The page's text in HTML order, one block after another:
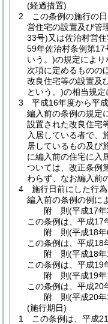
(経過措置)
2
この条例の施行の日
営住宅の設置及び管
33号)又は佐治村営
59年佐治村条例第17
いう。)の規定により
次項に定めるものの
改良住宅等の設置及
という。)の相当規定
3
平成16年度から平
編入前の条例の規定
設置された改良住宅
入居している者で、
居しているもの及び
に編入前の住宅に入
ついては、改正条例
わらず、なお編入前
4
施行日前にした行
編入前の条例の例に
附 則(平成17
この条例は、平成17
附 則(平成18
この条例は、平成18
附 則(平成18
この条例は、平成19
附 則(平成19
この条例は、平成20
附 則(平成20
(施行期日)
1
この条例は、平成